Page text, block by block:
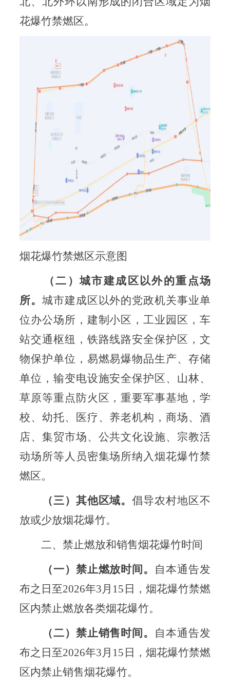
花爆竹禁燃区。
烟花爆竹禁燃区示意图
（二）城市建成区以外的重点场
所。 城市建成区以外的党政机关事业单
位办公场所，建制小区，工业园区，车
站交通枢纽，铁路线路安全保护区，文
物保护单位，易燃易爆物品生产、存储
单位，输变电设施安全保护区、山林、
草原等重点防火区，重要军事基地，学
校、幼托、医疗、养老机构，商场、酒
店、集贸市场、公共文化设施、宗教活
动场所等人员密集场所纳入烟花爆竹禁
燃区。
（三）其他区域。倡导农村地区不
放或少放烟花爆竹。
二、禁止燃放和销售烟花爆竹时间
（一）禁止燃放时间。
自本通告发
布之日至2026年3月15日，烟花爆竹禁燃
区内禁止燃放各类烟花爆竹。
（二）禁止销售时间。
自本通告发
布之日至2026年3月15日，烟花爆竹禁燃
区内禁止销售烟花爆竹。